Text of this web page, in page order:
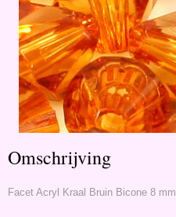
Omschrijving
Facet Acryl Kraal Bruin Bicone 8 mm